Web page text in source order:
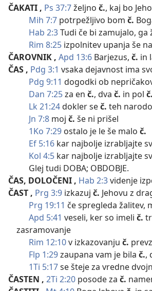
ČAKATI , Ps 37:7željno č., kaj bo
Mih 7:7 potrpežljivo bom č.
Hab 2:3Tudi če bi zamujalo, ga
Rim 8:25 izpolnitev upanja še
ČAROVNIK , Apd 13:6 Barjezus, č. in
ČAS , Pdg 3:1 vsaka dejavnost ima
Pdg 9:11 dogodki ob
Dan 7:25za en č., dva č. in pol č.
Lk 21:24dokler seč. teh
Jn 7:8 moj č. še ni prišel
1Ko 7:29 ostalo je le še malo č.
Ef 5:16 kar najbolje izrabljajte
Kol 4:5 kar najbolje izrabljajte
Glej tudi DOBA; OBDOBJE.
ČAS, DOLOČENI , Hab 2:3videnje
ČAST , Prg 3:9 izkazuj č. Jehovu z
Prg 19:11 če spregleda žalitev,
Apd 5:41 veseli, ker so imeli č.
zasramovanje
Rim 12:10v izkazovanju č.
Flp 1:29zaupana vam je bila č.,
1Ti 5:17se šteje za vredne
ČASTEN , 2Ti 2:20 posode za č.